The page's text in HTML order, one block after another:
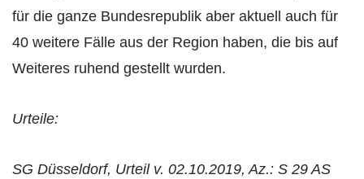
für die ganze Bundesrepublik aber aktuell auch für
40 weitere Fälle aus der Region haben, die bis auf
Weiteres ruhend gestellt wurden.
Urteile:
SG Düsseldorf, Urteil v. 02.10.2019, Az.: S 29 AS